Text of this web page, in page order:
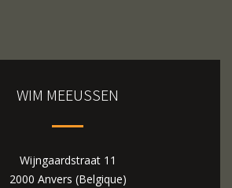
WIM MEEUSSEN
Wijngaardstraat 11
2000 Anvers (Belgique)